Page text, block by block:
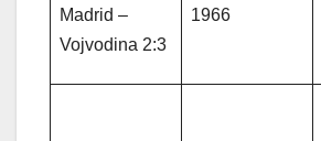
Madrid –
Vojvodina 2:3
1966